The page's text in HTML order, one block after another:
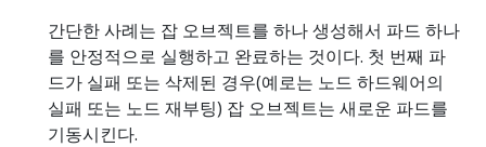
간단한 사례는 잡 오브젝트를 하나 생성해서 파드 하나
를 안정적으로 실행하고 완료하는 것이다. 첫 번째 파
드가 실패 또는 삭제된 경우(예로는 노드 하드웨어의
실패 또는 노드 재부팅) 잡 오브젝트는 새로운 파드를
기동시킨다.